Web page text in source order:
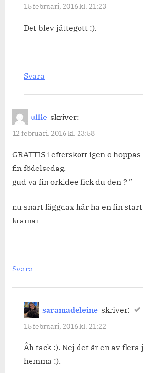
15 februari, 2016 kl. 21:23
Det blev jättegott :).
Svara
ullie skriver:
12 februari, 2016 kl. 23:58
GRATTIS i efterskott igen o
fin födelsedag.
gud va fin orkidee fick du den ? ”
nu snart läggdax här ha en fin
kramar
Svara
saramadeleine skriver:
15 februari, 2016 kl. 21:22
Åh tack :). Nej det är en av flera
hemma :).